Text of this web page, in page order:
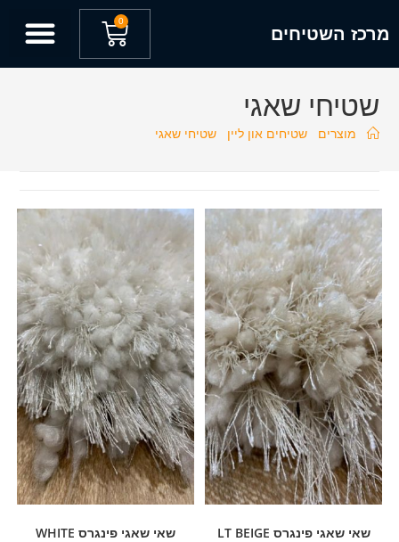
מרכז השטיחים
0
שטיחי שאגי
מוצרים שטיחים און ליין שטיחי שאגי
שאי שאגי פינגרס LT BEIGE שאי שאגי פינגרס WHITE